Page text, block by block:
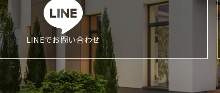
LINEでお問い合わせ